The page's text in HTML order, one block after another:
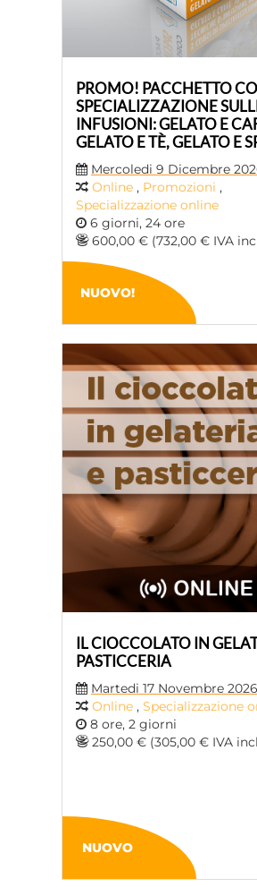
PROMO! PACCHETTO
SPECIALIZZAZIONE
INFUSIONI: GELATO E
GELATO E TÈ, GELATO E
Mercoledi 9 Dicembre
Online , Promozioni ,
Specializzazione online
6 giorni, 24 ore
600,00 € (732,00 € IVA
NUOVO!
IL CIOCCOLATO IN
PASTICCERIA
Martedi 17 Novembre 2026
Online , Specializzazione
8 ore, 2 giorni
250,00 € (305,00 € IVA
NUOVO